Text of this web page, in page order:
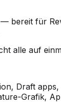
— bereit für
alle auf
Draft
Grafik,